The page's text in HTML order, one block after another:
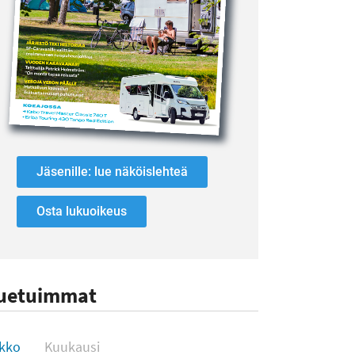
Jäsenille: lue näköislehteä
Osta lukuoikeus
Kuukausi